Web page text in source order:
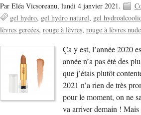
Par Eléa Vicsoreanu, lundi 4 janvier 2021.
gel hydro gel hydro naturel gel
lèvres gercées rouge à lèvres rouge à lèvres nude
Ça y est, l’année 2020
année n’a pas été des
que j’étais plutôt
2021 n’a rien de très
pour le moment, on ne
va arriver demain !